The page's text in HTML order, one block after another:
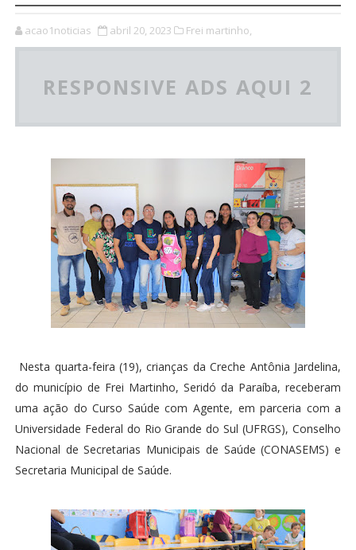
acao1noticias abril 20, 2023 Frei martinho,
RESPONSIVE ADS AQUI 2
Nesta quarta-feira (19), crianças da Creche Antônia Jardelina,
do município de Frei Martinho, Seridó da Paraíba, receberam
uma ação do Curso Saúde com Agente, em parceria com a
Universidade Federal do Rio Grande do Sul (UFRGS), Conselho
Nacional de Secretarias Municipais de Saúde (CONASEMS) e
Secretaria Municipal de Saúde.